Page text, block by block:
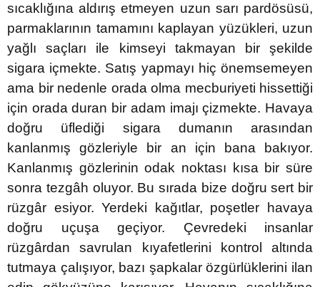
sıcaklığına aldırış etmeyen uzun sarı pardösüsü,
parmaklarının tamamını kaplayan yüzükleri, uzun
yağlı saçları ile kimseyi takmayan bir şekilde
sigara içmekte. Satış yapmayı hiç önemsemeyen
ama bir nedenle orada olma mecburiyeti hissettiği
için orada duran bir adam imajı çizmekte. Havaya
doğru üflediği sigara dumanın arasından
kanlanmış gözleriyle bir an için bana bakıyor.
Kanlanmış gözlerinin odak noktası kısa bir süre
sonra tezgâh oluyor. Bu sırada bize doğru sert bir
rüzgâr esiyor. Yerdeki kağıtlar, poşetler havaya
doğru uçuşa geçiyor. Çevredeki insanlar
rüzgârdan savrulan kıyafetlerini kontrol altında
tutmaya çalışıyor, bazı şapkalar özgürlüklerini ilan